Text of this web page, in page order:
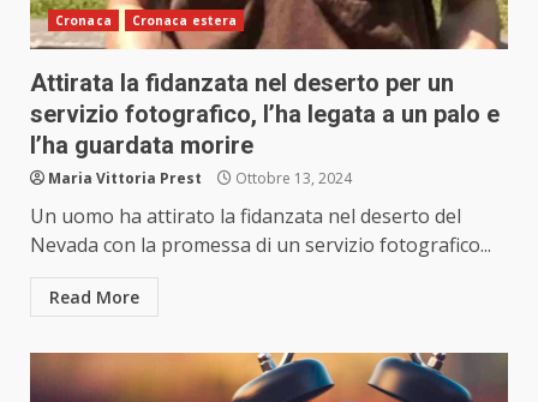
Cronaca Cronaca estera
Attirata la fidanzata nel deserto per un
servizio fotografico, l’ha legata a un palo e
l’ha guardata morire
Maria Vittoria Prest Ottobre 13, 2024
Un uomo ha attirato la fidanzata nel deserto del
Nevada con la promessa di un servizio fotografico...
Read More